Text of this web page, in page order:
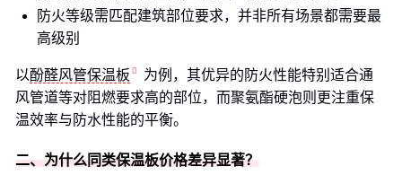
防火等级需匹配建筑部位要求，并非所有场景都需要最
高级别
以酚醛风管保温板
为例，其优异的防火性能特别适合通
风管道等对阻燃要求高的部位，而聚氨酯硬泡则更注重保
温效率与防水性能的平衡。
二、为什么同类保温板价格差异显著？